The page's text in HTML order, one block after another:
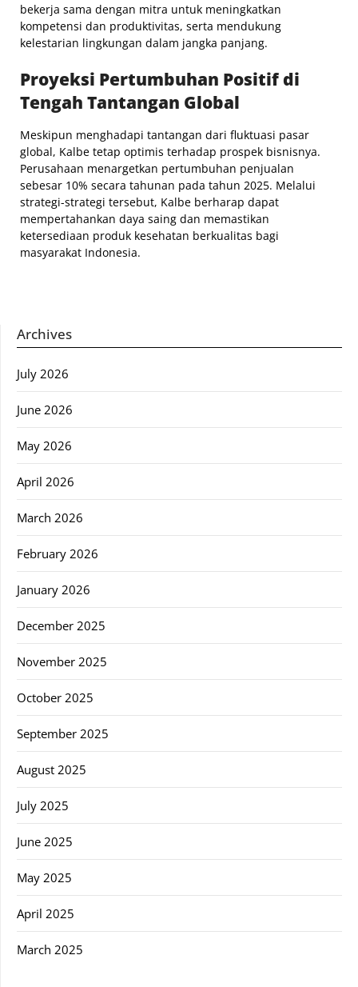
bekerja sama dengan mitra untuk meningkatkan
kompetensi dan produktivitas, serta mendukung
kelestarian lingkungan dalam jangka panjang.
Proyeksi Pertumbuhan Positif di
Tengah Tantangan Global
Meskipun menghadapi tantangan dari fluktuasi pasar
global, Kalbe tetap optimis terhadap prospek bisnisnya.
Perusahaan menargetkan pertumbuhan penjualan
sebesar 10% secara tahunan pada tahun 2025. Melalui
strategi-strategi tersebut, Kalbe berharap dapat
mempertahankan daya saing dan memastikan
ketersediaan produk kesehatan berkualitas bagi
masyarakat Indonesia.
Archives
July 2026
June 2026
May 2026
April 2026
March 2026
February 2026
January 2026
December 2025
November 2025
October 2025
September 2025
August 2025
July 2025
June 2025
May 2025
April 2025
March 2025